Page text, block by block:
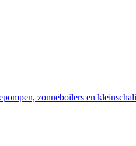
zonneboilers en